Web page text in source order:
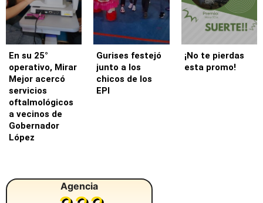
En su 25°
operativo, Mirar
Mejor acercó
servicios
oftalmológicos
a vecinos de
Gobernador
López
Gurises festejó
junto a los
chicos de los
EPI
¡No te pierdas
esta promo!
Agencia